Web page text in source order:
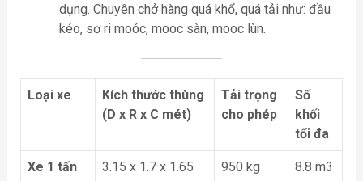
dụng. Chuyên chở hàng quá khổ, quá tải như: đầu
kéo, sơ ri moóc, mooc sàn, mooc lùn.
Loại xe
Kích thước thùng
(D x R x C mét)
Tải trọng
cho phép
Số
khối
tối đa
Xe 1 tấn 3.15 x 1.7 x 1.65 950 kg 8.8 m3